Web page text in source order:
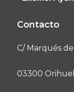
Contacto
C/ Marqués de
03300